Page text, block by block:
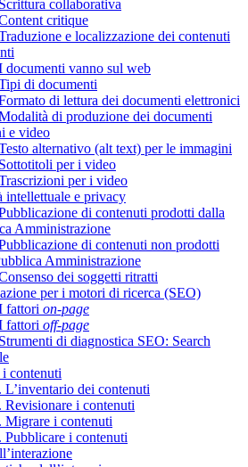
collaborativa
critique
e localizzazione dei contenuti
documenti vanno sul web
di documenti
di lettura dei documenti elettronici
di produzione dei documenti
e video
alternativo (alt text) per le immagini
per i video
per i video
intellettuale e privacy
di contenuti prodotti dalla
Amministrazione
di contenuti non prodotti
Amministrazione
dei soggetti ritratti
per i motori di ricerca (SEO)
fattori on-page
fattori off-page
di diagnostica SEO: Search
contenuti
L’inventario dei contenuti
Revisionare i contenuti
Migrare i contenuti
Pubblicare i contenuti